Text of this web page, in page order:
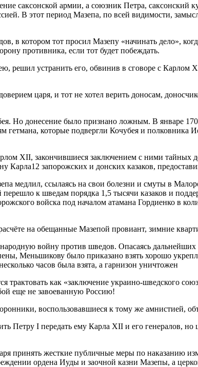
саксонской армии, а союзник Петра, саксонский
В этот период Мазепа, по всей видимости,
в котором тот просил Мазепу «начинать дело»,
противника, если тот будет побеждать.
решил устранить его, обвинив в сговоре с Карлом
царя, и тот не хотел верить доносам,
Но донесение было признано ложным. В январе
которые подвергли Кочубея и полковника
XII, закончившиеся заключением с ними тайных
запорожских и донских казаков,
медлил, ссылаясь на свои болезни и смуты в
к шведам порядка 1,5 тысячи казаков и
войска под началом атамана Гордиенко в
на обещанные Мазепой провиант, зимние
войну против шведов. Опасаясь дальнейших
Меньшикову было приказано взять хорошо
часов была взята, а гарнизон уничтожен
как «заключение украино-шведского
еще не завоеванную Россию!
воспользовавшиеся к тому же амнистией,
I передать ему Карла XII и его генералов, но
принять жесткие публичные меры по наказанию
ордена Иуды и заочной казни Мазепы, а